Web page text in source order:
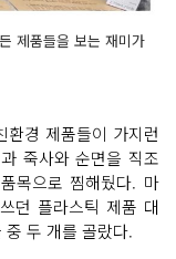
제품들을 보는 재미가
경 제품들이 가지런
죽사와 순면을 직조
목으로 찜해뒀다. 마
던 플라스틱 제품 대
두 개를 골랐다.